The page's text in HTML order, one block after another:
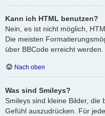
Kann ich HTML benutzen?
Nein, es ist nicht möglich,
Die meisten
über BBCode erreicht werden.
Nach oben
Was sind Smileys?
Smileys sind kleine Bilder, die
Gefühl auszudrücken. Für